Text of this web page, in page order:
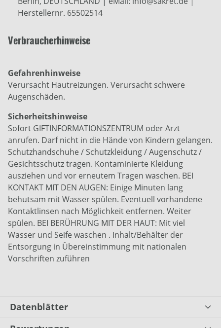
Herstellernr. 65502514
Verbraucherhinweise
Gefahrenhinweise
Verursacht Hautreizungen. Verursacht schwere
Augenschäden.
Sicherheitshinweise
Sofort GIFTINFORMATIONSZENTRUM oder Arzt
anrufen. Darf nicht in die Hände von Kindern gelangen.
Schutzhandschuhe / Schutzkleidung / Augenschutz /
Gesichtsschutz tragen. Kontaminierte Kleidung
ausziehen und vor erneutem Tragen waschen. BEI
KONTAKT MIT DEN AUGEN: Einige Minuten lang
behutsam mit Wasser spülen. Eventuell vorhandene
Kontaktlinsen nach Möglichkeit entfernen. Weiter
spülen. BEI BERÜHRUNG MIT DER HAUT: Mit viel
Wasser und Seife waschen . Inhalt/Behälter der
Entsorgung in Übereinstimmung mit nationalen
Vorschriften zuführen
Datenblätter